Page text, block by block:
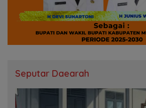
Seputar Daearah